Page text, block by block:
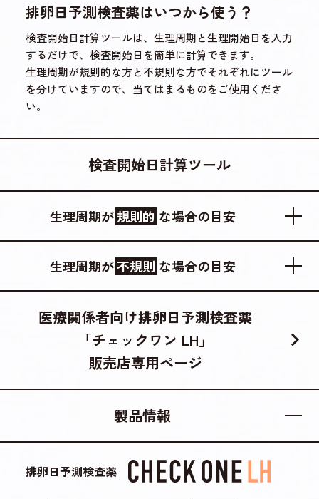
排卵日予測検査薬はいつから使う？
検査開始日計算ツールは、生理周期と生理開始日を入力
するだけで、検査開始日を簡単に計算できます。
生理周期が規則的な方と不規則な方でそれぞれにツール
を分けていますので、当てはまるものをご使用くださ
い。
検査開始日計算ツール
生理周期が規則的 な場合の目安
生理周期が不規則 な場合の目安
医療関係者向け排卵日予測検査薬
「チェックワン LH」
販売店専用ページ
製品情報
排卵日予測検査薬